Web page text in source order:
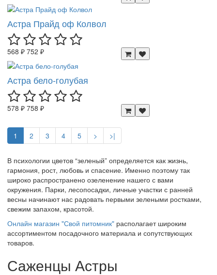
Астра Прайд оф Колвол
568 ₽ 752 ₽
Астра бело-голубая
578 ₽ 758 ₽
1 2 3 4 5 > >|
В психологии цветов “зеленый” определяется как жизнь,
гармония, рост, любовь и спасение. Именно поэтому так
широко распространено озеленение нашего с вами
окружения. Парки, лесопосадки, личные участки с ранней
весны начинают нас радовать первыми зелеными ростками,
свежим запахом, красотой.
Онлайн магазин "Свой питомник" располагает широким
ассортиментом посадочного материала и сопутствующих
товаров.
Саженцы Астры